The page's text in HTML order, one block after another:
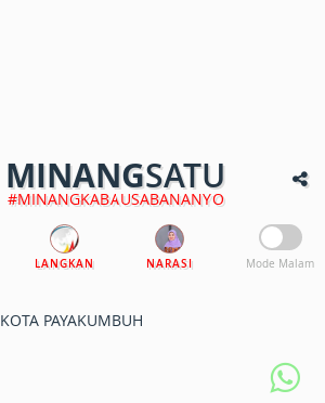
MINANGSATU
#MINANGKABAUSABANANYO
LANGKAN NARASI Mode Malam
KOTA PAYAKUMBUH